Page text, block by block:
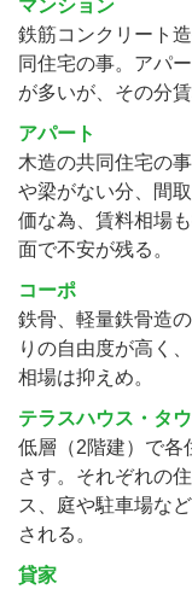
マンション
鉄筋コンクリート
同住宅の事。アパ
が多いが、その分
アパート
木造の共同住宅の
や梁がない分、間
価な為、賃料相場
面で不安が残る。
コーポ
鉄骨、軽量鉄骨造
りの自由度が高く
相場は抑えめ。
テラスハウス・タ
低層（2階建）で各
さす。それぞれの
ス、庭や駐車場な
される。
貸家